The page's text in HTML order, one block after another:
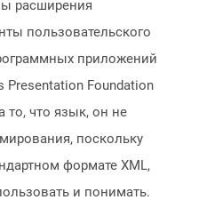
расширения
пользовательского
приложений
Presentation Foundation
то, что язык, он не
поскольку
формате XML,
и понимать.